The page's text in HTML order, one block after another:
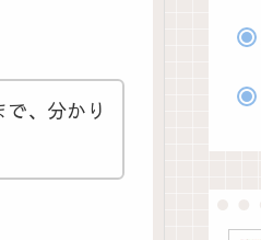
、分かり